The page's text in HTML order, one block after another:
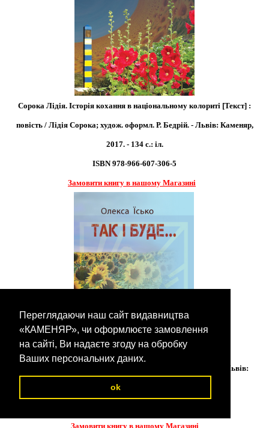
Переглядаючи наш сайт видавництва
«КАМЕНЯР», чи оформлюєте замовлення
на сайті, Ви надаєте згоду на обробку
Ваших персональних даних.
ok
Сорока Лідія. Історія кохання в національному колориті [Текст] :
повість / Лідія Сорока; худож. оформл. Р. Бедрій. - Львів: Каменяр,
2017. - 134 с.: іл.
ISBN 978-966-607-306-5
Замовити книгу в нашому Магазині
Їсько Олекса. Так і буде...: Роман [Текст] / Олекса їсько. - Львів:
Каменяр, 2023. - 245 с.
Замовити книгу в нашому Магазині